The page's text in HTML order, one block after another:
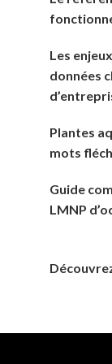
Les
données
Plantes
mots
Guide
LMNP